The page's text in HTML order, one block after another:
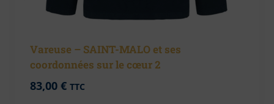
Vareuse – SAINT-MALO et ses
coordonnées sur le cœur 2
83,00 € TTC